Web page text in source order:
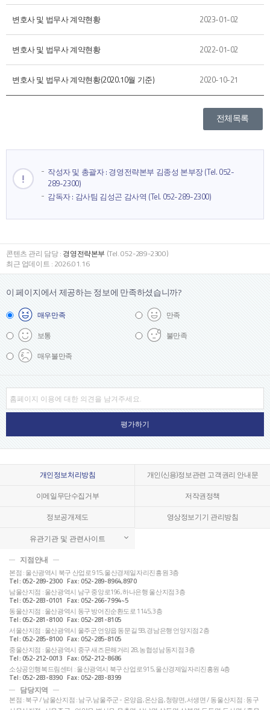
변호사 및 법무사 계약현황 2023-01-02
변호사 및 법무사 계약현황 2022-01-02
변호사 및 법무사 계약현황(2020.10월 기준) 2020-10-21
전체목록
작성자 및 총괄자 : 경영전략본부 김종성 본부장 (Tel. 052-
289-2300)
감독자 : 감사팀 김성곤 감사역 (Tel. 052-289-2300)
콘텐츠 관리 담당 : 경영전략본부 (Tel. 052-289-2300)
최근 업데이트 : 2026.01.16
이 페이지에서 제공하는 정보에 만족하셨습니까?
매우만족
만족
보통
불만족
매우불만족
개인정보처리방침
개인(신용)정보관련 고객권리 안내문
이메일무단수집거부
저작권정책
정보공개제도
영상정보기기 관리방침
유관기관 및 관련사이트
지점안내
본점 : 울산광역시 북구 산업로 915, 울산경제일자리진흥원 3층
Tel : 052-289-2300 Fax : 052-289-8964,8970
남울산지점 : 울산광역시 남구 중앙로196, 하나은행 울산지점 3층
Tel : 052-283-0101 Fax : 052-266-7994~5
동울산지점 : 울산광역시 동구 방어진순환도로 1145, 3층
Tel : 052-281-8100 Fax : 052-281-8105
서울산지점 : 울산광역시 울주군 언양읍 동문길 58, 경남은행 언양지점 2층
Tel : 052-285-8100 Fax : 052-285-8105
중울산지점 : 울산광역시 중구 새즈믄해거리 28, 농협성남동지점 3층
Tel : 052-212-0013 Fax : 052-212-8686
소상공인행복드림센터 : 울산광역시 북구 산업로 915, 울산경제일자리진흥원 4층
Tel : 052-283-8390 Fax : 052-283-8399
담당지역
본점 : 북구 / 남울산지점 : 남구, 남울주군 - 온양읍, 온산읍, 청량면, 서생면 / 동울산지점 : 동구